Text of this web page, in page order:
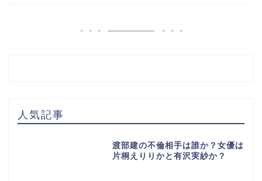
人気記事
渡部建の不倫相手は誰か？女優は
片桐えりりかと有沢実紗か？